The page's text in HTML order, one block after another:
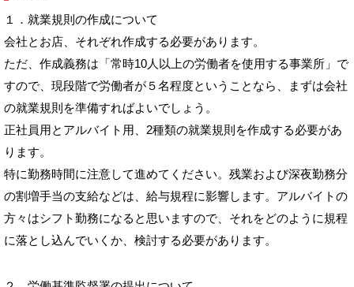
１．就業規則の作成について
会社とお店、それぞれ作成する必要があります。
ただ、作成義務は「常時10人以上の労働者を使用する事業所」で
すので、現段階で労働者が５名程度ということなら、まずは会社
の就業規則を準備すればよいでしょう。
正社員用とアルバイト用、2種類の就業規則を作成する必要があ
ります。
特に勤務時間に注意して進めてください。残業および深夜勤務分
の割増手当の支給などは、給与規程に影響します。アルバイトの
方々はシフト勤務になると思いますので、それをどのように規程
に落とし込んでいくか、検討する必要があります。